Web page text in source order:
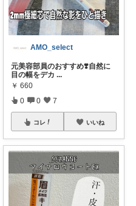
AMO_select
元美容部員のおすすめ❣️自然に
目の幅をデカ ...
￥ 660
0 0 7
コレ いいね